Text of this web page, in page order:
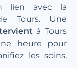
lien avec la
Tours. Une
à Tours
heure pour
les soins,